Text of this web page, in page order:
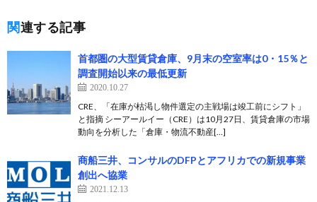
関連する記事
首都圏の大型賃貸倉庫、9月末の空室率は0・15％と
調査開始以来の最低更新
2020.10.27
CRE、「在庫が枯渇し物件選定の主戦場は竣工前にシフト」
と指摘 シーアールイー（CRE）は10月27日、賃貸倉庫の市場
動向を分析した「倉庫・物流不動産[…]
商船三井、コンサルのDFPとアフリカでの新規事業
創出へ協業
2021.12.13